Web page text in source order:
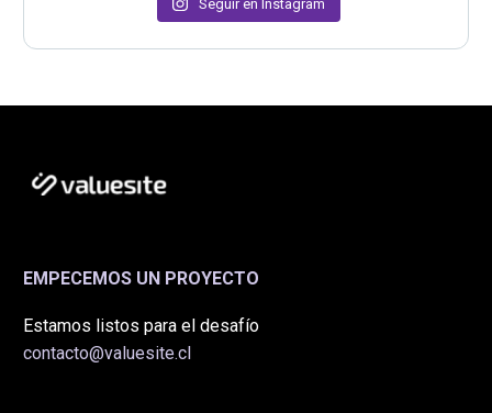
Seguir en Instagram
EMPECEMOS UN PROYECTO
Estamos listos para el desafío
contacto@valuesite.cl